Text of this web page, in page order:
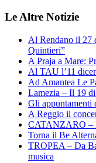
Le Altre Notizie
Al Rendano il 27
Quintieri”
A Praja a Mare:
Al TAU l’11
Ad Amantea Le
Lamezia – Il 19
Gli appuntamenti
A Reggio il
CATANZARO –
Torna il Be
TROPEA – Da
musica